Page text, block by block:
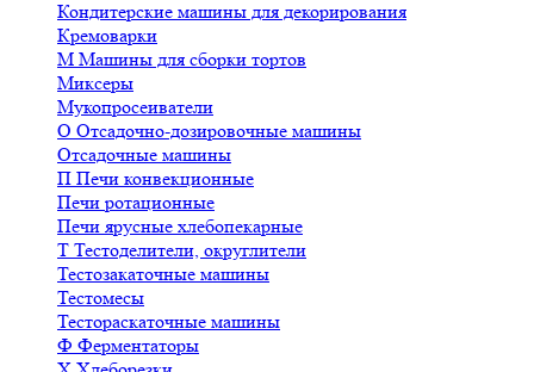
Кондитерские машины для декорирования
Кремоварки
М Машины для сборки тортов
Миксеры
Мукопросеиватели
О Отсадочно-дозировочные машины
Отсадочные машины
П Печи конвекционные
Печи ротационные
Печи ярусные хлебопекарные
Т Тестоделители, округлители
Тестозакаточные машины
Тестомесы
Тестораскаточные машины
Ф Ферментаторы